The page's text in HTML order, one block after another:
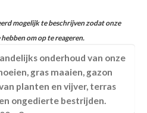
mogelijk te beschrijven zodat onze
om op te reageren.